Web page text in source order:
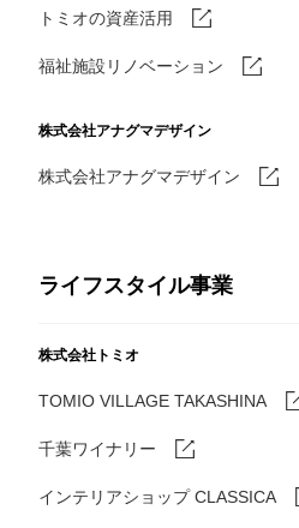
トミオの資産活用
福祉施設リノベーション
株式会社アナグマデザイン
株式会社アナグマデザイン
ライフスタイル事業
株式会社トミオ
TOMIO VILLAGE TAKASHINA
千葉ワイナリー
インテリアショップ CLASSICA